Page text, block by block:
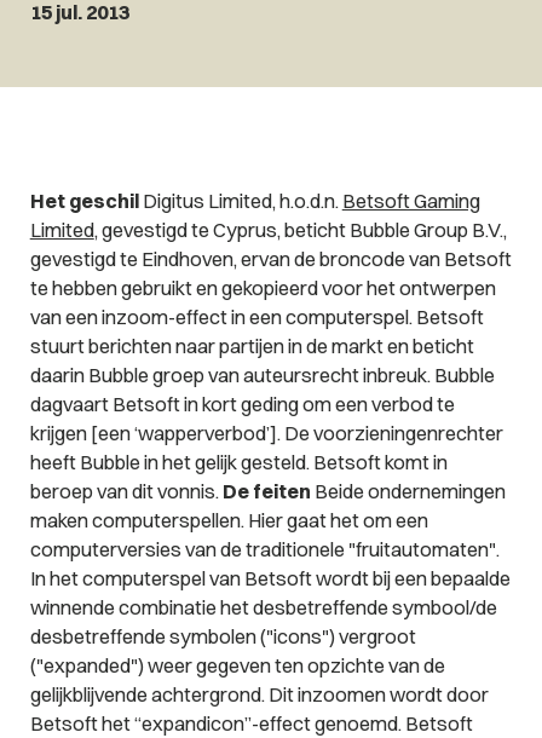
15 jul. 2013
Het geschil Digitus Limited, h.o.d.n. Betsoft Gaming
Limited, gevestigd te Cyprus, beticht Bubble Group B.V.,
gevestigd te Eindhoven, ervan de broncode van Betsoft
te hebben gebruikt en gekopieerd voor het ontwerpen
van een inzoom-effect in een computerspel. Betsoft
stuurt berichten naar partijen in de markt en beticht
daarin Bubble groep van auteursrecht inbreuk. Bubble
dagvaart Betsoft in kort geding om een verbod te
krijgen [een ‘wapperverbod’]. De voorzieningenrechter
heeft Bubble in het gelijk gesteld. Betsoft komt in
beroep van dit vonnis. De feiten Beide ondernemingen
maken computerspellen. Hier gaat het om een
computerversies van de traditionele "fruitautomaten".
In het computerspel van Betsoft wordt bij een bepaalde
winnende combinatie het desbetreffende symbool/de
desbetreffende symbolen ("icons") vergroot
("expanded") weer gegeven ten opzichte van de
gelijkblijvende achtergrond. Dit inzoomen wordt door
Betsoft het “expandicon”-effect genoemd. Betsoft